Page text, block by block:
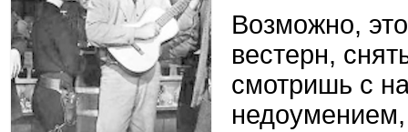
Возможно,
вестерн,
смотришь с